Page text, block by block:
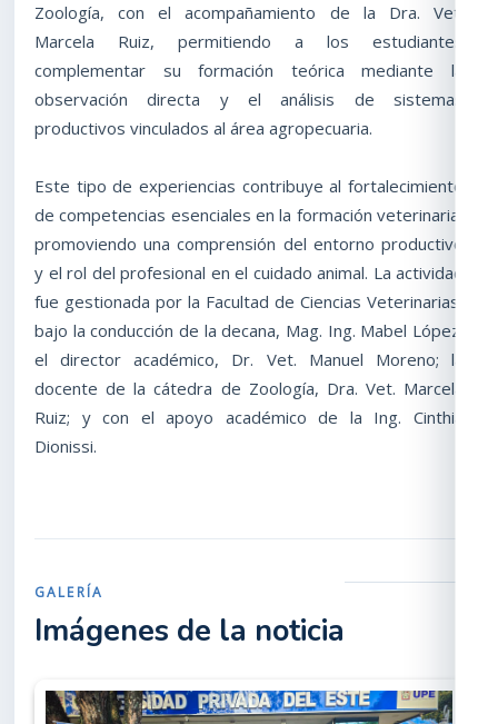
Zoología, con el acompañamiento de la Dra. Vet.
Marcela Ruiz, permitiendo a los estudiantes
complementar su formación teórica mediante la
observación directa y el análisis de sistemas
productivos vinculados al área agropecuaria.
Este tipo de experiencias contribuye al fortalecimiento
de competencias esenciales en la formación veterinaria,
promoviendo una comprensión del entorno productivo
y el rol del profesional en el cuidado animal. La actividad
fue gestionada por la Facultad de Ciencias Veterinarias,
bajo la conducción de la decana, Mag. Ing. Mabel López;
el director académico, Dr. Vet. Manuel Moreno; la
docente de la cátedra de Zoología, Dra. Vet. Marcela
Ruiz; y con el apoyo académico de la Ing. Cinthia
Dionissi.
GALERÍA
Imágenes de la noticia